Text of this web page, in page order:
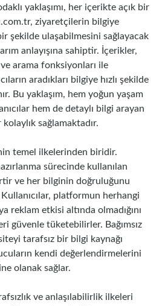
yaklaşımı, her içerikte açık bir
ziyaretçilerin bilgiye
şekilde ulaşabilmesini sağlayacak
anlayışına sahiptir. İçerikler,
arama fonksiyonları ile
aradıkları bilgiye hızlı şekilde
Bu yaklaşım, hem yoğun yaşam
hem de detaylı bilgi arayan
sağlamaktadır.
temel ilkelerinden biridir.
sürecinde kullanılan
ve her bilginin doğruluğunu
platformun herhangi
reklam etkisi altında olmadığını
güvenle tüketebilirler. Bağımsız
tarafsız bir bilgi kaynağı
kendi değerlendirmelerini
olanak sağlar.
ve anlaşılabilirlik ilkeleri